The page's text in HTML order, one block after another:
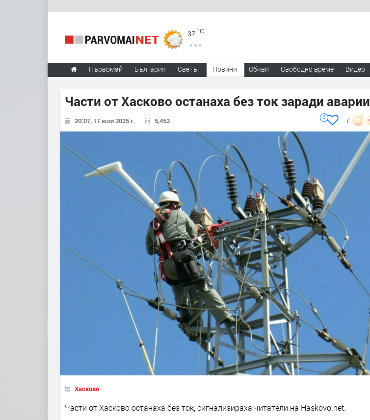
37 °C
Първомай България Светът Новини Обяви Свободно време Видео
Части от Хасково останаха без ток заради аварии
20:07, 17 юли 2025 г. 5,452 7
0
Хасково
Части от Хасково останаха без ток, сигнализираха читатели на Haskovo.net.